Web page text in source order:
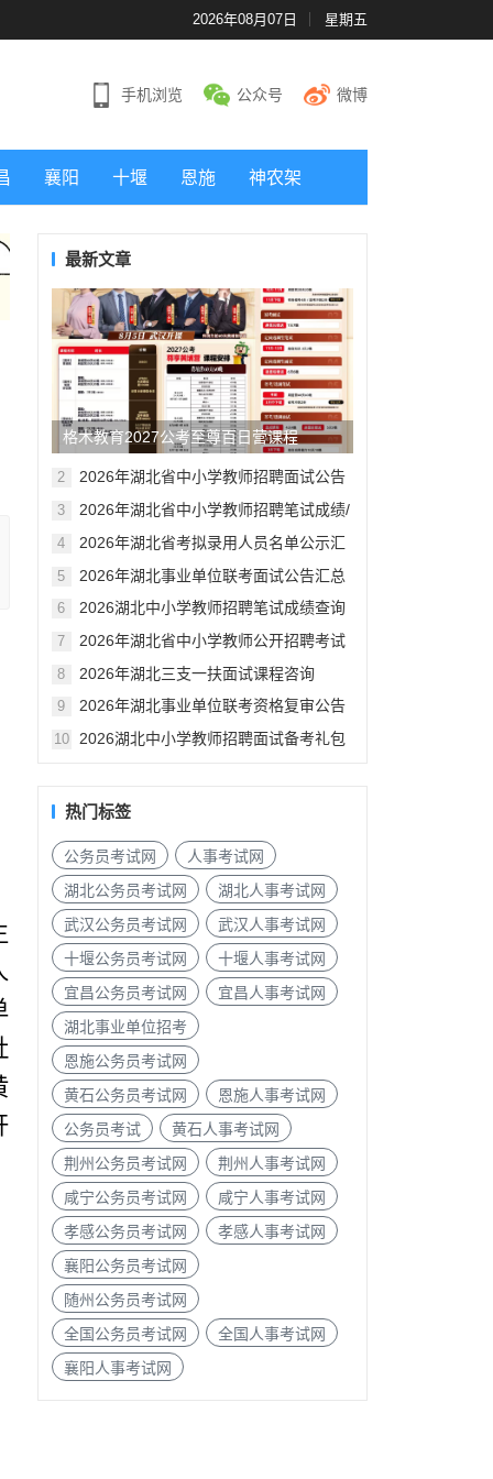
2026年08月07日 星期五
手机浏览 公众号 微博
襄阳 十堰 恩施 神农架
最新文章
格木教育2027公考至尊百日营课程
2
2026年湖北省中小学教师招聘面试公告
3
2026年湖北省中小学教师招聘笔试成绩/
4
2026年湖北省考拟录用人员名单公示汇
5 2026年湖北事业单位联考面试公告汇总
6
2026湖北中小学教师招聘笔试成绩查询
7
2026年湖北省中小学教师公开招聘考试
8 2026年湖北三支一扶面试课程咨询
9
2026年湖北事业单位联考资格复审公告
10 2026湖北中小学教师招聘面试备考礼包
热门标签
公务员考试网
人事考试网
湖北公务员考试网
湖北人事考试网
武汉公务员考试网
武汉人事考试网
十堰公务员考试网
十堰人事考试网
宜昌公务员考试网
宜昌人事考试网
湖北事业单位招考
恩施公务员考试网
黄石公务员考试网
恩施人事考试网
公务员考试
黄石人事考试网
荆州公务员考试网
荆州人事考试网
咸宁公务员考试网
咸宁人事考试网
孝感公务员考试网
孝感人事考试网
襄阳公务员考试网
随州公务员考试网
全国公务员考试网
全国人事考试网
襄阳人事考试网